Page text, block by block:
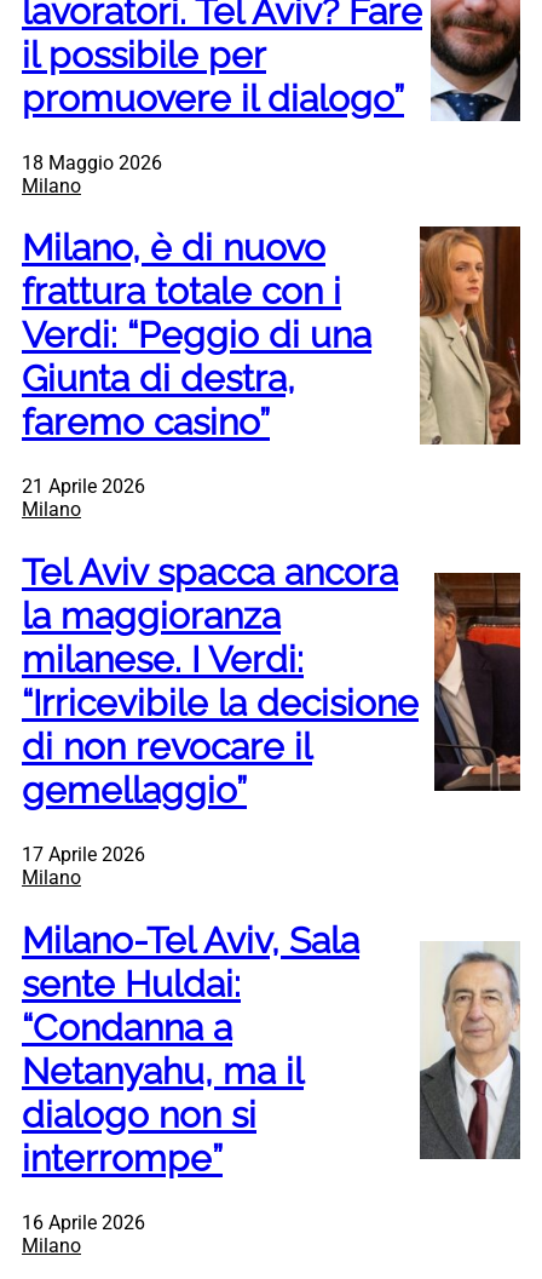
lavoratori. Tel Aviv? Fare
il possibile per
promuovere il dialogo”
18 Maggio 2026
Milano
Milano, è di nuovo
frattura totale con i
Verdi: “Peggio di una
Giunta di destra,
faremo casino”
21 Aprile 2026
Milano
Tel Aviv spacca ancora
la maggioranza
milanese. I Verdi:
“Irricevibile la decisione
di non revocare il
gemellaggio”
17 Aprile 2026
Milano
Milano-Tel Aviv, Sala
sente Huldai:
“Condanna a
Netanyahu, ma il
dialogo non si
interrompe”
16 Aprile 2026
Milano